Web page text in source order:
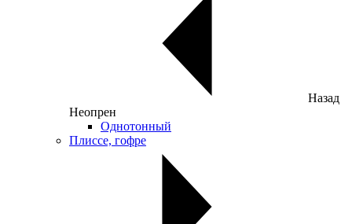
Назад
Неопрен
Однотонный
Плиссе, гофре